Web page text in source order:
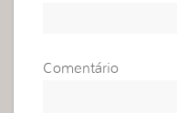
Comentário